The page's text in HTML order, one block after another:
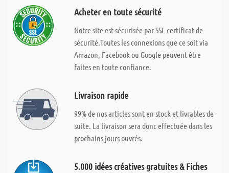
Acheter en toute sécurité
Notre site est sécurisée par SSL certificat de
sécurité.Toutes les connexions que ce soit via
Amazon, Facebook ou Google peuvent être
faites en toute confiance.
Livraison rapide
99% de nos articles sont en stock et livrables de
suite. La livraison sera donc effectuée dans les
prochains jours ouvrés.
5.000 idées créatives gratuites & Fiches